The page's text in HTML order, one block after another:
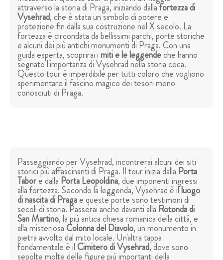
attraverso la storia di Praga, iniziando dallafortezza di
Vysehrad, che è stata un simbolo di potere e
protezione fin dalla sua costruzione nel X secolo. La
fortezza è circondata da bellissimi parchi, porte storiche
e alcuni dei più antichi monumenti di Praga. Con una
guida esperta, scoprirai imiti e le leggendeche hanno
segnato l'importanza di Vysehrad nella storia ceca.
Questo tour è imperdibile per tutti coloro che vogliono
sperimentare il fascino magico dei tesori meno
conosciuti di Praga.
Passeggiando per Vysehrad, incontrerai alcuni dei siti
storici più affascinanti di Praga. Il tour inizia dalla Porta
Tabore dalla Porta Leopoldina, due imponenti ingressi
alla fortezza. Secondo la leggenda, Vysehrad è illuogo
di nascita di Pragae queste porte sono testimoni di
secoli di storia. Passerai anche davanti alla Rotonda di
San Martino, la più antica chiesa romanica della città, e
alla misteriosaColonna del Diavolo, un monumento in
pietra avvolto dal mito locale. Un'altra tappa
fondamentale è ilCimitero di Vysehrad, dove sono
sepolte molte delle figure più importanti della